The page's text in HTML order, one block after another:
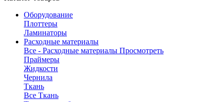
Оборудование
Плоттеры
Ламинаторы
Расходные материалы
Все - Расходные материалы Просмотреть
Праймеры
Жидкости
Чернила
Ткань
Все Ткань